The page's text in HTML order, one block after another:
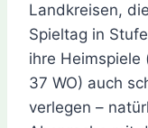
Landkreisen,
Spieltag in
ihre Heimspiele
37 WO) auch
verlegen –